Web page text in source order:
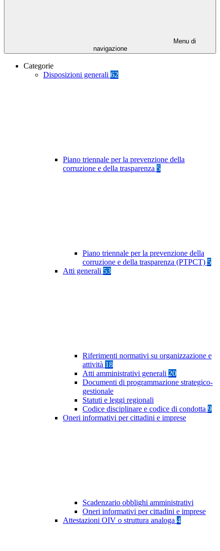
Menu di
navigazione
Categorie
Disposizioni generali 62
Piano triennale per la prevenzione della
corruzione e della trasparenza 5
Piano triennale per la prevenzione della
corruzione e della trasparenza (PTPCT) 5
Atti generali 53
Riferimenti normativi su organizzazione e
attività 18
Atti amministrativi generali 20
Documenti di programmazione strategico-
gestionale
Statuti e leggi regionali
Codice disciplinare e codice di condotta 9
Oneri informativi per cittadini e imprese
Scadenzario obblighi amministrativi
Oneri informativi per cittadini e imprese
Attestazioni OIV o struttura analoga 4